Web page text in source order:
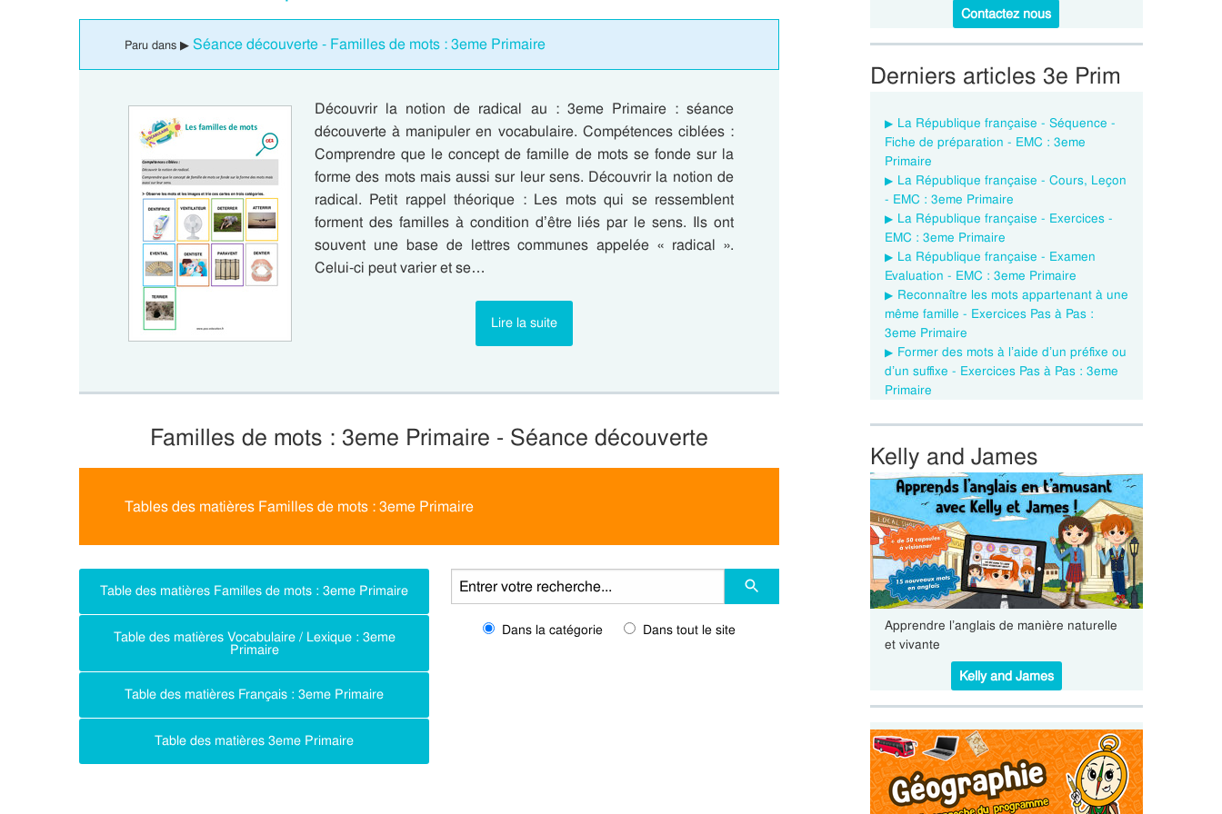
Paru dans ▶ Séance découverte - Familles de mots : 3eme Primaire
Découvrir la notion de radical au : 3eme Primaire : séance
découverte à manipuler en vocabulaire. Compétences ciblées :
Comprendre que le concept de famille de mots se fonde sur la
forme des mots mais aussi sur leur sens. Découvrir la notion de
radical. Petit rappel théorique : Les mots qui se ressemblent
forment des familles à condition d’être liés par le sens. Ils ont
souvent une base de lettres communes appelée « radical ».
Celui-ci peut varier et se…
Lire la suite
Familles de mots : 3eme Primaire - Séance découverte
Tables des matières Familles de mots : 3eme Primaire
Table des matières Familles de mots : 3eme Primaire
Table des matières Vocabulaire / Lexique : 3eme
Primaire
Table des matières Français : 3eme Primaire
Table des matières 3eme Primaire
Dans la catégorie Dans tout le site
Contactez nous
Derniers articles 3e Prim
La République française - Séquence -
Fiche de préparation - EMC : 3eme
Primaire
La République française - Cours, Leçon
- EMC : 3eme Primaire
La République française - Exercices -
EMC : 3eme Primaire
La République française - Examen
Evaluation - EMC : 3eme Primaire
Reconnaître les mots appartenant à une
même famille - Exercices Pas à Pas :
3eme Primaire
Former des mots à l’aide d’un préfixe ou
d’un suffixe - Exercices Pas à Pas : 3eme
Primaire
Kelly and James
Apprendre l’anglais de manière naturelle
et vivante
Kelly and James